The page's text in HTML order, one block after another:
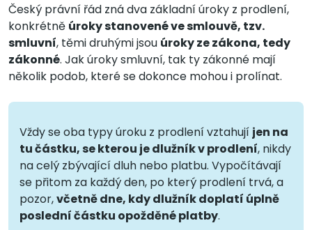
Český právní řád zná dva základní úroky z prodlení,
konkrétně úroky stanovené ve smlouvě, tzv.
smluvní, těmi druhými jsou úroky ze zákona, tedy
zákonné. Jak úroky smluvní, tak ty zákonné mají
několik podob, které se dokonce mohou i prolínat.
Vždy se oba typy úroku z prodlení vztahují jen na
tu částku, se kterou je dlužník v prodlení, nikdy
na celý zbývající dluh nebo platbu. Vypočítávají
se přitom za každý den, po který prodlení trvá, a
pozor,včetně dne, kdy dlužník doplatí úplně
poslední částku opožděné platby.